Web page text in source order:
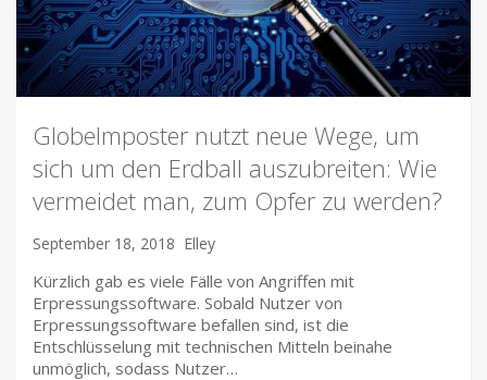
Globelmposter nutzt neue Wege, um
sich um den Erdball auszubreiten: Wie
vermeidet man, zum Opfer zu werden?
September 18, 2018 Elley
Kürzlich gab es viele Fälle von Angriffen mit
Erpressungssoftware. Sobald Nutzer von
Erpressungssoftware befallen sind, ist die
Entschlüsselung mit technischen Mitteln beinahe
unmöglich, sodass Nutzer…